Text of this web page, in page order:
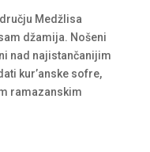
Medžlisa
džamija. Nošeni
nad najistančanijim
kur’anske sofre,
ramazanskim